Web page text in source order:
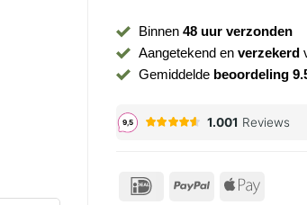
Binnen48 uur verzonden
Aangetekend enverzekerd
Gemiddelde beoordeling
IDeal PayPal Apple